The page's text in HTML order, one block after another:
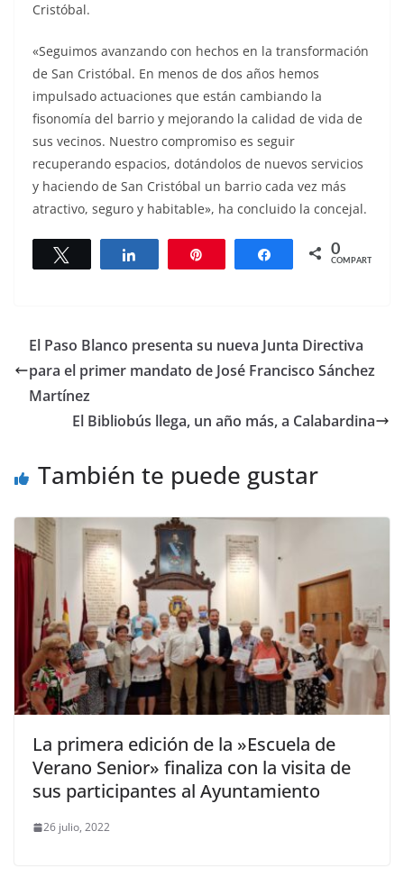
Cristóbal.
«Seguimos avanzando con hechos en la transformación
de San Cristóbal. En menos de dos años hemos
impulsado actuaciones que están cambiando la
fisonomía del barrio y mejorando la calidad de vida de
sus vecinos. Nuestro compromiso es seguir
recuperando espacios, dotándolos de nuevos servicios
y haciendo de San Cristóbal un barrio cada vez más
atractivo, seguro y habitable», ha concluido la concejal.
Twittear Compartir Compartir
0
COMPARTIR
El Paso Blanco presenta su nueva Junta Directiva
para el primer mandato de José Francisco Sánchez
Martínez
El Bibliobús llega, un año más, a Calabardina
También te puede gustar
La primera edición de la »Escuela de
Verano Senior» finaliza con la visita de
sus participantes al Ayuntamiento
26 julio, 2022